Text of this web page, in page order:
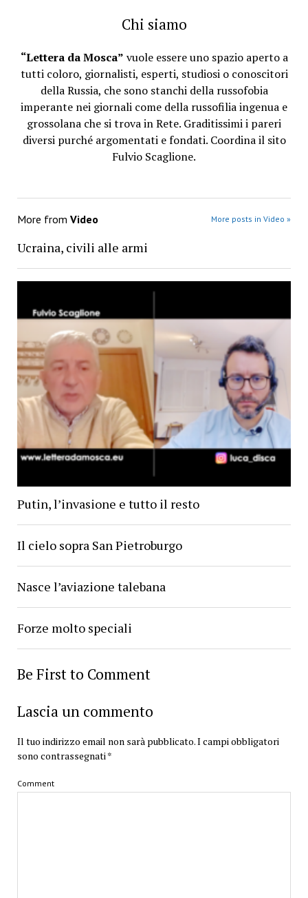
Chi siamo
“Lettera da Mosca” vuole essere uno spazio aperto a
tutti coloro, giornalisti, esperti, studiosi o conoscitori
della Russia, che sono stanchi della russofobia
imperante nei giornali come della russofilia ingenua e
grossolana che si trova in Rete. Graditissimi i pareri
diversi purché argomentati e fondati. Coordina il sito
Fulvio Scaglione.
More from Video More posts in Video »
Ucraina, civili alle armi
Putin, l’invasione e tutto il resto
Il cielo sopra San Pietroburgo
Nasce l’aviazione talebana
Forze molto speciali
Be First to Comment
Lascia un commento
Il tuo indirizzo email non sarà pubblicato.I campi obbligatori
sono contrassegnati*
Comment